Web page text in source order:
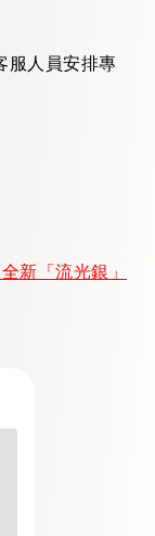
服人員安排專
新「流光銀」